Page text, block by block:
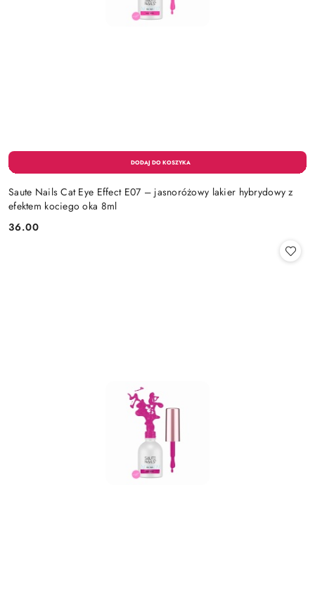
Saute Nails Cat Eye Effect E07 – jasnoróżowy lakier hybrydowy z
efektem kociego oka 8ml
Cena:
36.00